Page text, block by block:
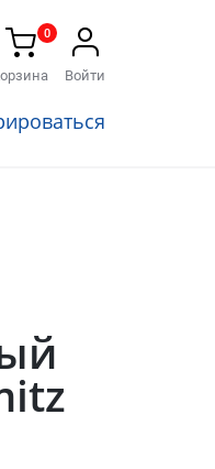
0
Войти